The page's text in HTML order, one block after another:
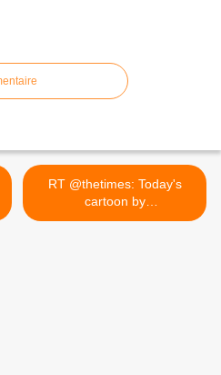
RT @thetimes: Today's
cartoon by
@BrookesTimes... >